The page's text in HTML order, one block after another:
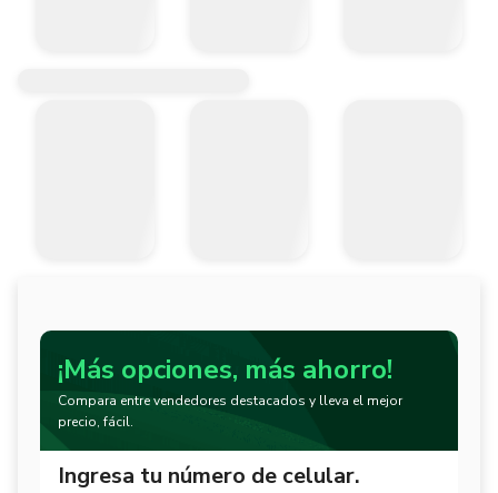
¡Más opciones, más ahorro!
Compara entre vendedores destacados y lleva el mejor
precio, fácil.
Ingresa tu número de celular.